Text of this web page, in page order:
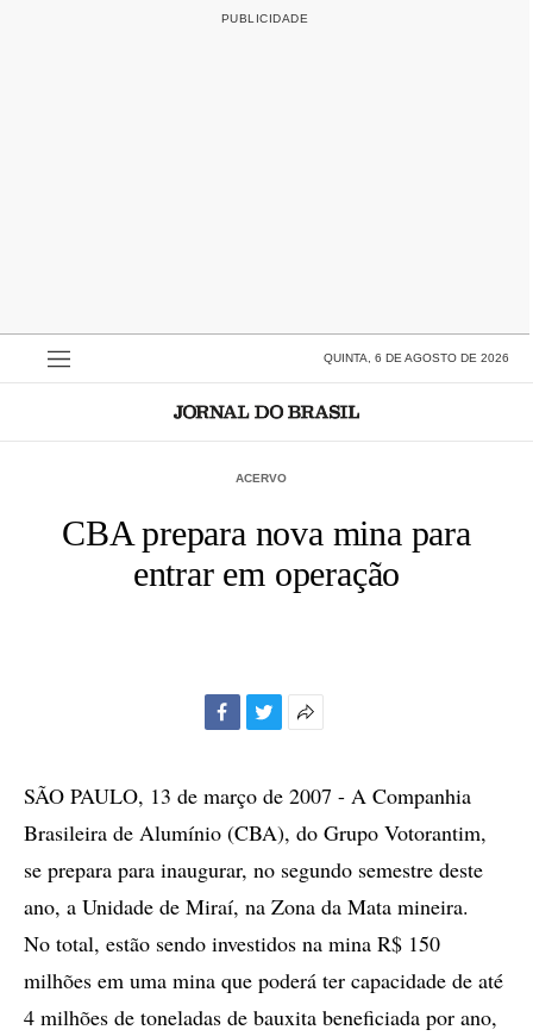
QUINTA, 6 DE AGOSTO DE 2026
ACERVO
CBA prepara nova mina para
entrar em operação
compartilhamento
SÃO PAULO, 13 de março de 2007 - A Companhia
Brasileira de Alumínio (CBA), do Grupo Votorantim,
se prepara para inaugurar, no segundo semestre deste
ano, a Unidade de Miraí, na Zona da Mata mineira.
No total, estão sendo investidos na mina R$ 150
milhões em uma mina que poderá ter capacidade de até
4 milhões de toneladas de bauxita beneficiada por ano,